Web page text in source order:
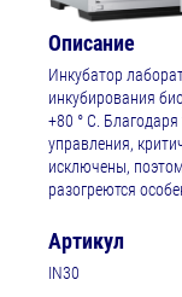
Описание
Инкубатор
инкубирования
+80 ° C.
управления,
исключены,
разогреются
Артикул
IN30